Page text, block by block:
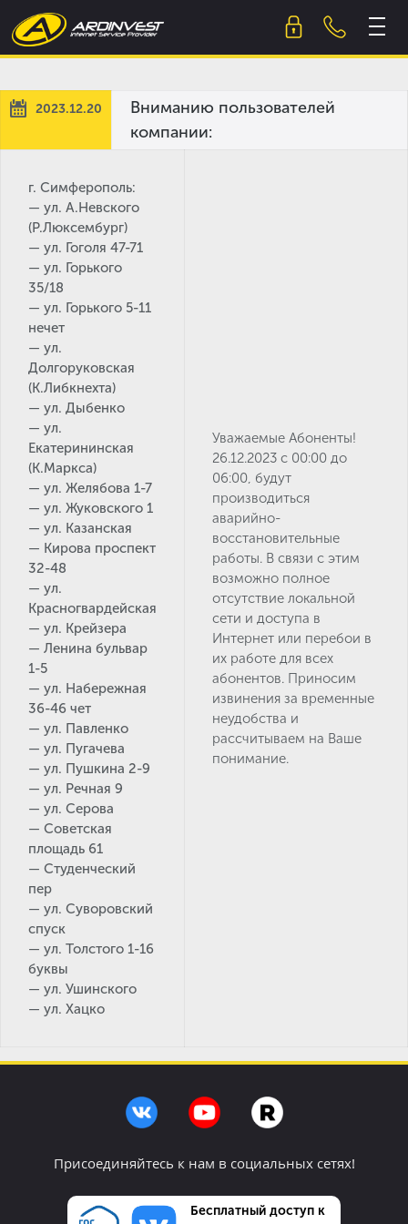
to
content
2023.12.20
Вниманию пользователей
компании:
г. Симферополь:
— ул. А.Невского
(Р.Люксембург)
— ул. Гоголя 47-71
— ул. Горького
35/18
— ул. Горького 5-11
нечет
— ул.
Долгоруковская
(К.Либкнехта)
— ул. Дыбенко
— ул.
Екатерининская
(К.Маркса)
— ул. Желябова 1-7
— ул. Жуковского 1
— ул. Казанская
— Кирова проспект
32-48
— ул.
Красногвардейская
— ул. Крейзера
— Ленина бульвар
1-5
— ул. Набережная
36-46 чет
— ул. Павленко
— ул. Пугачева
— ул. Пушкина 2-9
— ул. Речная 9
— ул. Серова
— Советская
площадь 61
— Студенческий
пер
— ул. Суворовский
спуск
— ул. Толстого 1-16
буквы
— ул. Ушинского
— ул. Хацко
Уважаемые Абоненты!
26.12.2023 с 00:00 до
06:00, будут
производиться
аварийно-
восстановительные
работы. В связи с этим
возможно полное
отсутствие локальной
сети и доступа в
Интернет или перебои в
их работе для всех
абонентов. Приносим
извинения за временные
неудобства и
рассчитываем на Ваше
понимание.
Присоединяйтесь к нам в социальных сетях!
Бесплатный доступ к